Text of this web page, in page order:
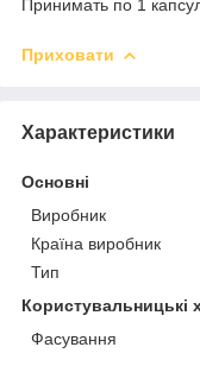
Принимать по 1
Приховати
Характеристики
Основні
Виробник
Країна виробник
Тип
Користувальницькі
Фасування